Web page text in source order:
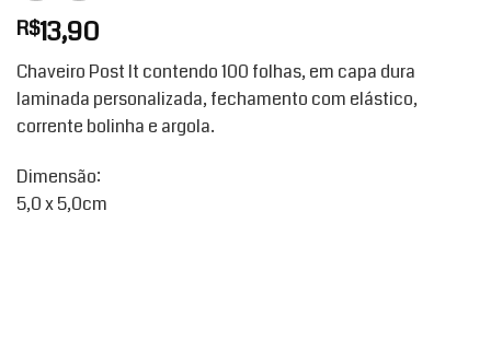
R$13,90
Chaveiro Post It contendo 100 folhas, em capa dura
laminada personalizada, fechamento com elástico,
corrente bolinha e argola.
Dimensão:
5,0 x 5,0cm